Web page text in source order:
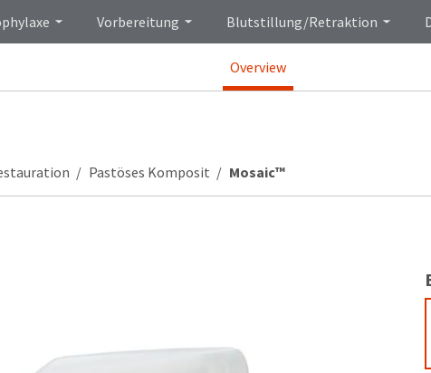
Vorbereitung Blutstillung/Retraktion
Overview
Pastöses Komposit Mosaic™